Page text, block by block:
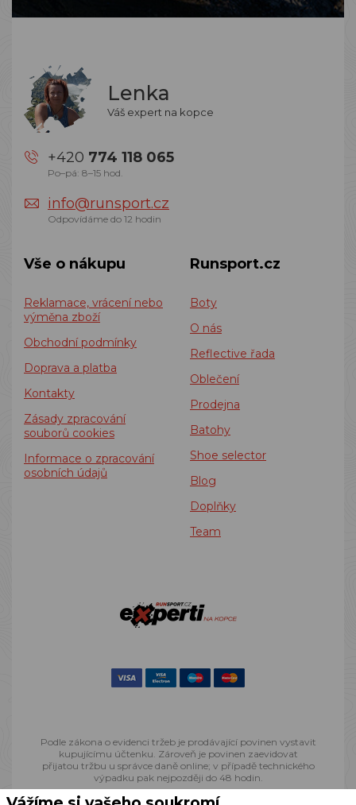
Lenka
Váš expert na kopce
+420 774 118 065
Po–pá: 8–15 hod.
info@runsport.cz
Odpovídáme do 12 hodin
Vše o nákupu
Reklamace, vrácení nebo
výměna zboží
Obchodní podmínky
Doprava a platba
Kontakty
Zásady zpracování
souborů cookies
Informace o zpracování
osobních údajů
Runsport.cz
Boty
O nás
Reflective řada
Oblečení
Prodejna
Batohy
Shoe selector
Blog
Doplňky
Team
Podle zákona o evidenci tržeb je prodávající povinen vystavit
kupujícímu účtenku. Zároveň je povinen zaevidovat
přijatou tržbu u správce daně online; v případě technického
výpadku pak nejpozději do 48 hodin.